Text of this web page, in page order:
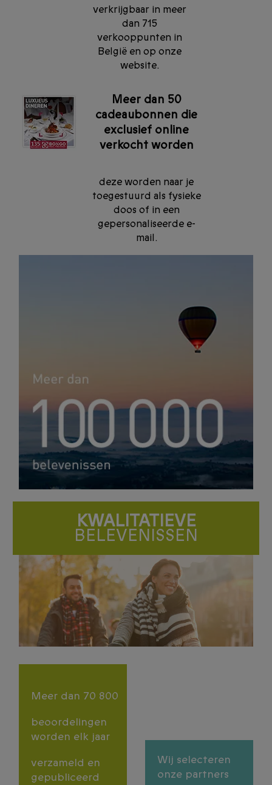
verkrijgbaar in meer
dan 715
verkooppunten in
België en op onze
website.
Meer dan 50
cadeaubonnen die
exclusief online
verkocht worden
deze worden naar je
toegestuurd als fysieke
doos of in een
gepersonaliseerde e-
mail.
KWALITATIEVE
BELEVENISSEN
Meer dan 70 800
beoordelingen
worden elk jaar
verzameld en
gepubliceerd
Wij selecteren
onze partners